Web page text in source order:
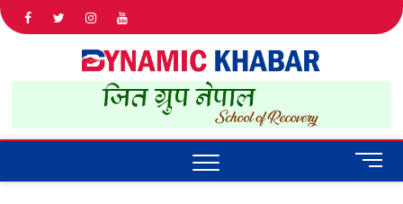
IN NEPAL
M
e